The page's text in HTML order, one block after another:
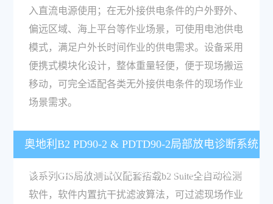
入直流电源使用；在无外接供电条件的户外野外、
偏远区域、海上平台等作业场景，可使用电池供电
模式，满足户外长时间作业的供电需求。设备采用
便携式模块化设计，整体重量轻便，便于现场搬运
移动，可完全适配各类无外接供电条件的现场作业
场景需求。
奥地利B2 PD90-2 & PDTD90-2局部放电诊断系统
配套的检测软件有什么功能，抗干扰能力如何？
该系列GIS局放测试仪配套搭载b2 Suite全自动检测
软件，软件内置抗干扰滤波算法，可过滤现场作业